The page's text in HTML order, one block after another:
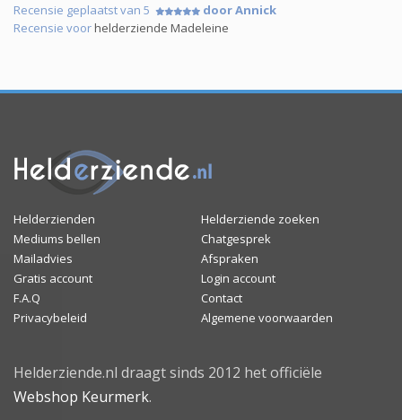
Recensie geplaatst van 5
door Annick
Recensie voorhelderziende Madeleine
Helderzienden
Helderziende zoeken
Mediums bellen
Chatgesprek
Mailadvies
Afspraken
Gratis account
Login account
F.A.Q
Contact
Privacybeleid
Algemene voorwaarden
Helderziende.nl draagt sinds 2012 het officiële
Webshop Keurmerk.